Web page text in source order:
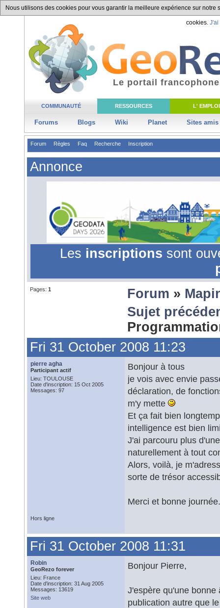
Nous utilisons des cookies pour vous garantir la meilleure expérience sur
cookies. J'ai
COMMUNAUTÉ RESSOURCES L' EMPLOI
Forums Blogs Wiki Planet Sites amis
Le portail
Forum Règles Faq Recherche Inscription
Annonce
Les inscriptions sont
Pages: 1 Forum »
Sujet
Fri 31 October 2008 11:23
pierre agha
Participant actif
Lieu: TOULOUSE
Date d'inscription: 15 Oct 2005
Messages: 97
Bonjour à tous
je vois avec envie
déclaration, de
m'y mette
Et ça fait bien
intelligence est bien
J'ai parcouru plus
naturellement à tout
Alors, voilà, je
sorte de trésor
Merci et bonne
Hors ligne
Fri 31 October 2008 11:31
Robin
GeoRezo forever
Lieu: France
Date d'inscription: 31 Aug 2005
Messages: 13619
Site web
Bonjour Pierre,
J'espère qu'une
publication autre que